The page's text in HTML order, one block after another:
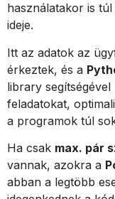
használatakor is
ideje.
Itt az adatok az
érkeztek, és a
library
feladatokat,
a programok túl
Ha csak max. pár
vannak, azokra a
abban a legtöbb